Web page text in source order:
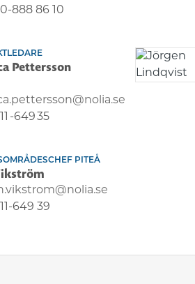
888 86 10
Pettersson
-649 35
PITEÅ
649 39